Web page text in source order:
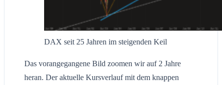
DAX seit 25 Jahren im steigenden Keil
Das vorangegangene Bild zoomen wir auf 2 Jahre
heran. Der aktuelle Kursverlauf mit dem knappen